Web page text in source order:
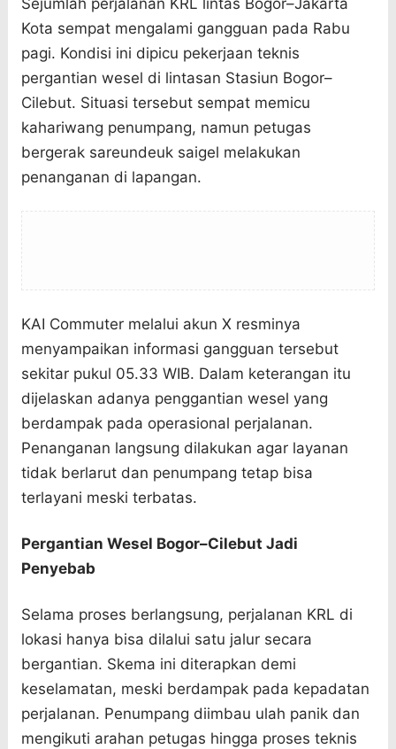
Sejumlah perjalanan KRL lintas Bogor–Jakarta
Kota sempat mengalami gangguan pada Rabu
pagi. Kondisi ini dipicu pekerjaan teknis
pergantian wesel di lintasan Stasiun Bogor–
Cilebut. Situasi tersebut sempat memicu
kahariwang penumpang, namun petugas
bergerak sareundeuk saigel melakukan
penanganan di lapangan.
KAI Commuter melalui akun X resminya
menyampaikan informasi gangguan tersebut
sekitar pukul 05.33 WIB. Dalam keterangan itu
dijelaskan adanya penggantian wesel yang
berdampak pada operasional perjalanan.
Penanganan langsung dilakukan agar layanan
tidak berlarut dan penumpang tetap bisa
terlayani meski terbatas.
Pergantian Wesel Bogor–Cilebut Jadi
Penyebab
Selama proses berlangsung, perjalanan KRL di
lokasi hanya bisa dilalui satu jalur secara
bergantian. Skema ini diterapkan demi
keselamatan, meski berdampak pada kepadatan
perjalanan. Penumpang diimbau ulah panik dan
mengikuti arahan petugas hingga proses teknis